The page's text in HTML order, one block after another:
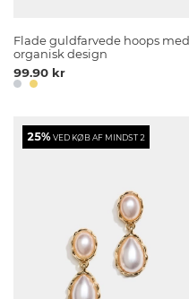
Flade guldfarvede hoops med
organisk design
99.90 kr
25%VED KØB AF MINDST 2